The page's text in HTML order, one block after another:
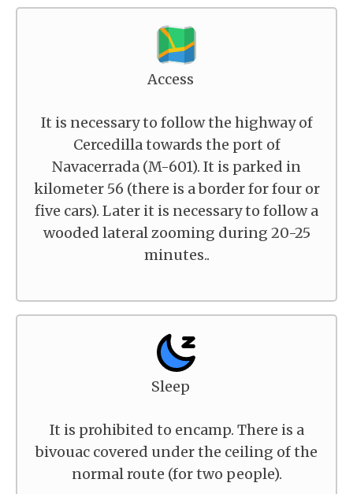
Access
It is necessary to follow the highway of
Cercedilla towards the port of
Navacerrada (M-601). It is parked in
kilometer 56 (there is a border for four or
five cars). Later it is necessary to follow a
wooded lateral zooming during 20-25
minutes..
Sleep
It is prohibited to encamp. There is a
bivouac covered under the ceiling of the
normal route (for two people).